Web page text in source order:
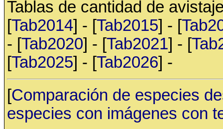
Tablas de cantidad de
[Tab2014] - [Tab2015] - [
- [Tab2020] - [Tab2021] - [
[Tab2025] - [Tab2026] -
[Comparación de especies
especies con imágenes con